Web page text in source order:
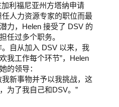
利福尼亚州方塔纳申请
人力资源专家的职位而最
力，Helen 接受了 DSV 的
任过多个职务。
自从加入 DSV 以来，我
我工作每个环节”，Helen
的领导：
新事物并予以我挑战，这
为了我自己和DSV。”